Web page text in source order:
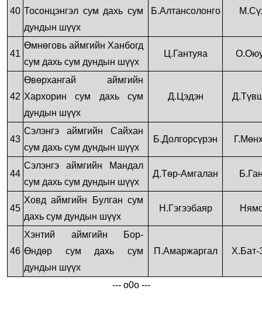
40 Тосонцэнгэл сум дахь сум
дундын шүүх
Б.Алтансолонго
41
Өмнөговь аймгийн Ханбогд
сум дахь сум дундын шүүх
Ц.Гантуяа
42
Өвөрхангай аймгийн
Хархорин сум дахь сум
дундын шүүх
Д.Цэдэн
43
Сэлэнгэ аймгийн Сайхан
сум дахь сум дундын шүүх
Б.Долгорсүрэн
44
Сэлэнгэ аймгийн Мандал
сум дахь сум дундын шүүх
Д.Төр-Амгалан
45
Ховд аймгийн Булган сум
дахь сум дундын шүүх
Н.Гэгээбаяр
46
Хэнтий аймгийн Бор-
Өндөр сум дахь сум
дундын шүүх
П.Амаржаргал Х.Бат-
--- o0o ---